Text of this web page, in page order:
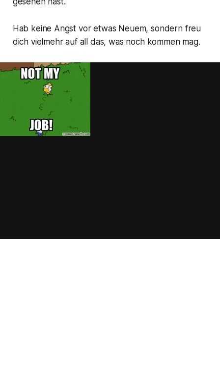
Hab keine Angst vor etwas Neuem, sondern freu
dich vielmehr auf all das, was noch kommen mag.